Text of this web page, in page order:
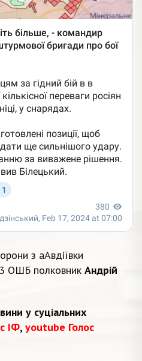
з аАвдіївки
ОШБ полковник Андрій
у суціальних
ІФ, youtube Голос